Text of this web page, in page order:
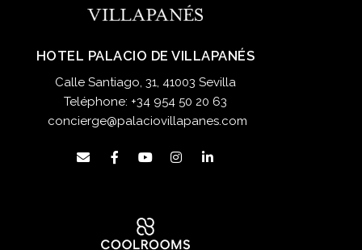
HOTEL PALACIO DE VILLAPANÉS
Calle Santiago, 31, 41003 Sevilla
Teléphone: +34 954 50 20 63
concierge@palaciovillapanes.com